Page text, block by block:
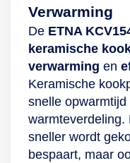
Verwarming
De ETNA
keramische
verwarming en
Keramische
snelle
warmteverdeling.
sneller wordt
bespaart, maar